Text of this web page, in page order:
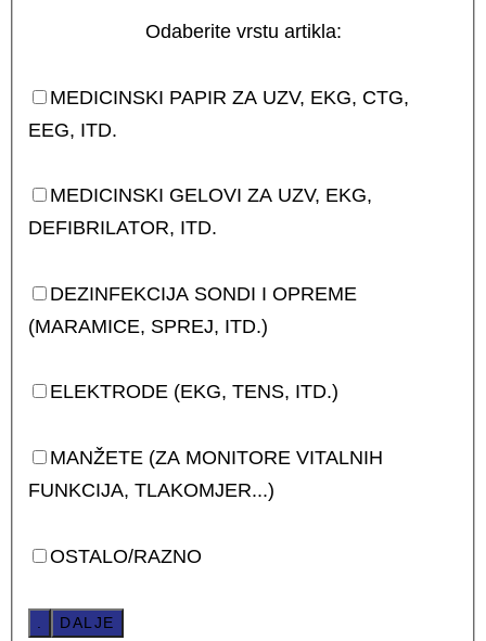
Odaberite vrstu artikla:
MEDICINSKI PAPIR ZA UZV, EKG, CTG,
EEG, ITD.
MEDICINSKI GELOVI ZA UZV, EKG,
DEFIBRILATOR, ITD.
DEZINFEKCIJA SONDI I OPREME
(MARAMICE, SPREJ, ITD.)
ELEKTRODE (EKG, TENS, ITD.)
MANŽETE (ZA MONITORE VITALNIH
FUNKCIJA, TLAKOMJER...)
OSTALO/RAZNO
. DALJE